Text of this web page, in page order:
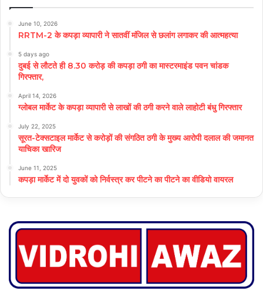
June 10, 2026
RRTM-2 के कपड़ा व्यापारी ने सातवीं मंजिल से छलांग लगाकर की आत्महत्या
5 days ago
दुबई से लौटते ही 8.30 करोड़ की कपड़ा ठगी का मास्टरमाइंड पवन चांडक
गिरफ्तार,
April 14, 2026
ग्लोबल मार्केट के कपड़ा व्यापारी से लाखों की ठगी करने वाले लाहोटी बंधु गिरफ्तार
July 22, 2025
सूरत-टेक्सटाइल मार्केट से करोड़ों की संगठित ठगी के मुख्य आरोपी दलाल की जमानत
याचिका खारिज
June 11, 2025
कपड़ा मार्केट में दो युवकों को निर्वस्त्र कर पीटने का पीटने का वीडियो वायरल